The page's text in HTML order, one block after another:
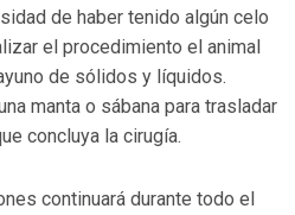
de haber tenido algún celo
el procedimiento el animal
de sólidos y líquidos.
manta o sábana para trasladar
concluya la cirugía.
continuará durante todo el